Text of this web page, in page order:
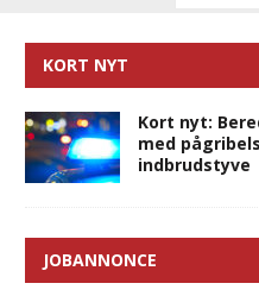
KORT NYT
Kort nyt:
med
indbrudstyve
JOBANNONCE